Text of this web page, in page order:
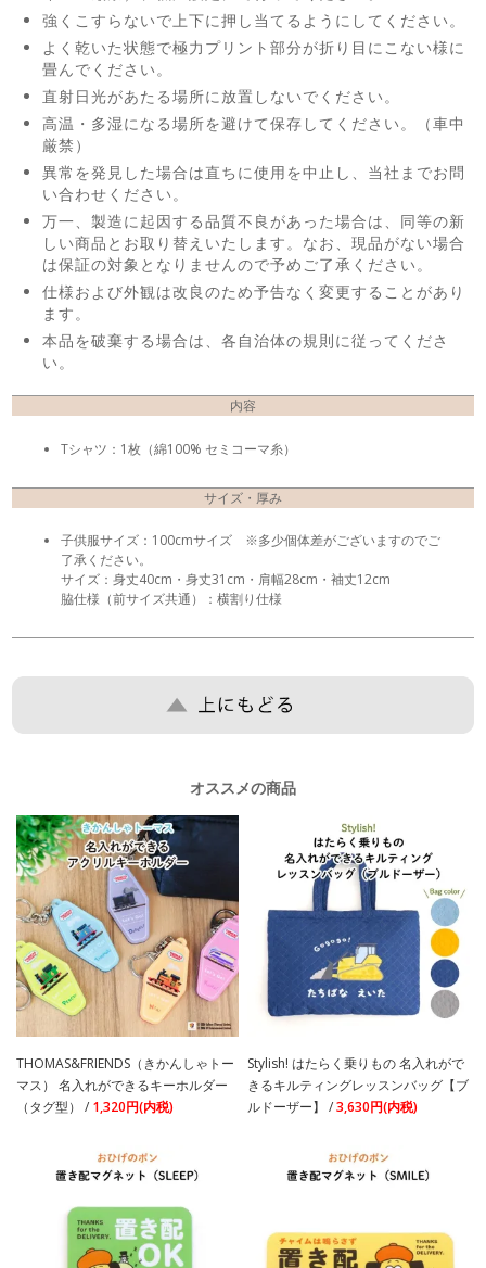
強くこすらないで上下に押し当てるようにしてください。
よく乾いた状態で極力プリント部分が折り目にこない様に
畳んでください。
直射日光があたる場所に放置しないでください。
高温・多湿になる場所を避けて保存してください。（車中
厳禁）
異常を発見した場合は直ちに使用を中止し、当社までお問
い合わせください。
万一、製造に起因する品質不良があった場合は、同等の新
しい商品とお取り替えいたします。なお、現品がない場合
は保証の対象となりませんので予めご了承ください。
仕様および外観は改良のため予告なく変更することがあり
ます。
本品を破棄する場合は、各自治体の規則に従ってくださ
い。
内容
Tシャツ：1枚（綿100% セミコーマ糸）
サイズ・厚み
子供服サイズ：100cmサイズ ※多少個体差がございますのでご
了承ください。
サイズ：身丈40cm・身丈31cm・肩幅28cm・袖丈12cm
脇仕様（前サイズ共通）：横割り仕様
オススメの商品
THOMAS&FRIENDS（きかんしゃトー
マス） 名入れができるキーホルダー
（タグ型） / 1,320円(内税)
Stylish! はたらく乗りもの 名入れがで
きるキルティングレッスンバッグ【ブ
ルドーザー】 /3,630円(内税)